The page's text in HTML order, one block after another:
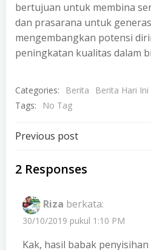
bertujuan untuk membina
dan prasarana untuk
mengembangkan potensi
peningkatan kualitas dalam
Categories: Berita
Berita Hari Ini
Tags:
No Tag
Post
navigation
Previous post
2 Responses
Riza berkata:
30/10/2019 pukul 1:10 PM
Kak, hasil babak